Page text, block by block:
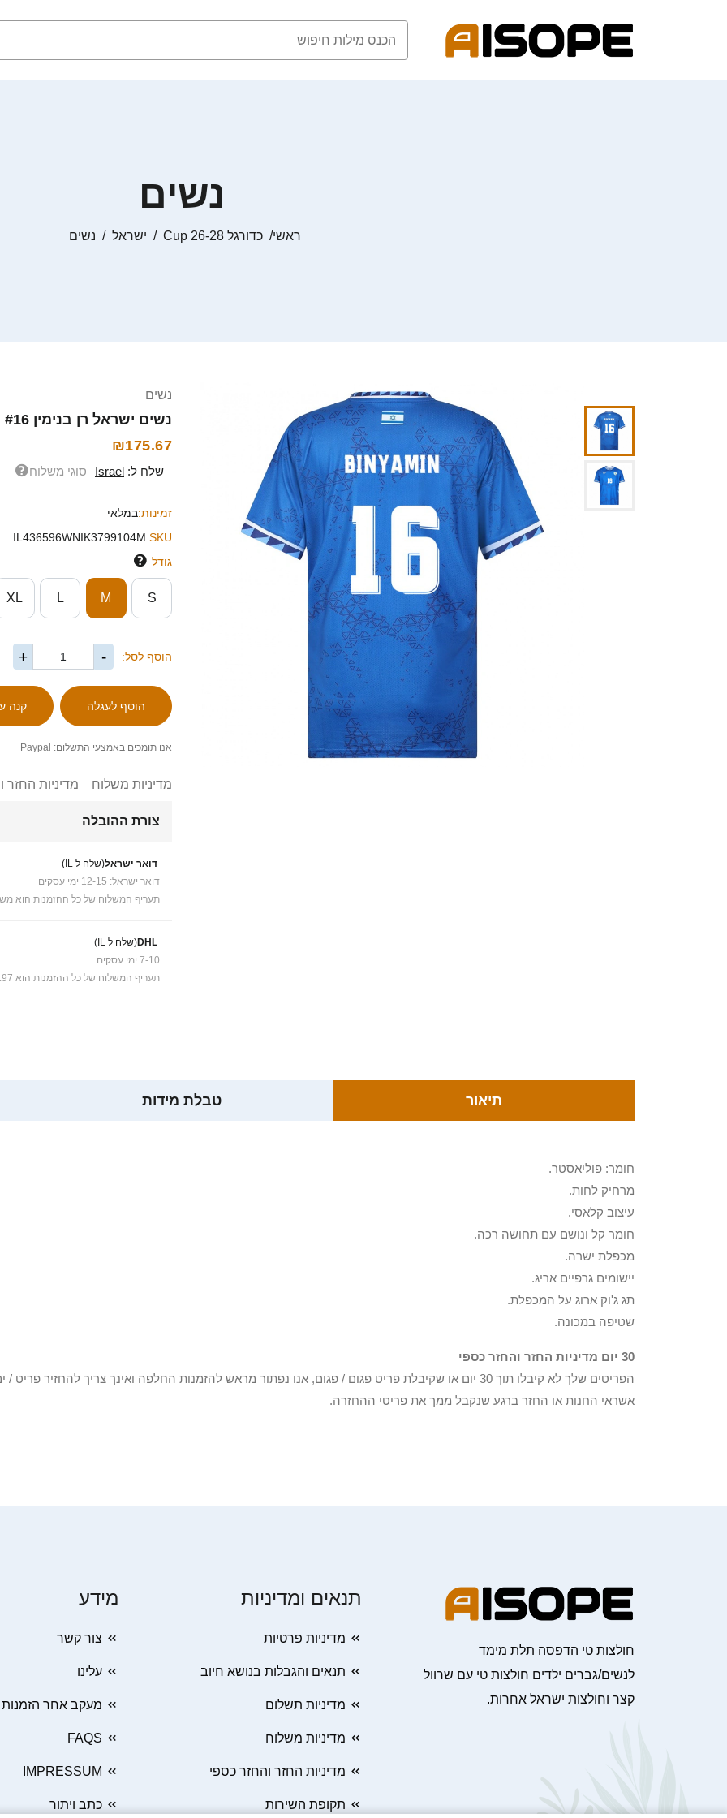
נשים
ראשי כדורגל Cup 26-28 ישראל נשים
נשים
נשים ישראל רן בנימין #16 כחול לבן הרחק ג'רזי 26-28 חולצה קצרה
₪175.67
שלח ל: Israel סוגי משלוח
זמינות:במלאי
SKU:
IL436596WNIK3799104M
גודל
S
M
L
XL
הוסף לסל: -
+
אנו תומכים באמצעי התשלום: Paypal
מדיניות משלוח מדיניות החזר
צורת ההובלה
דואר ישראל(שלח ל IL)
דואר ישראל: 12-15 ימי עסקים
תעריף המשלוח של כל ההזמנות הוא
DHL(שלח ל IL)
7-10 ימי עסקים
תעריף המשלוח של כל ההזמנות הוא ₪41.97
תיאור טבלת מידות
חומר: פוליאסטר.
מרחיק לחות.
עיצוב קלאסי.
חומר קל ונושם עם תחושה רכה.
מכפלת ישרה.
יישומים גרפיים אריג.
תג ג'וק ארוג על המכפלת.
שטיפה במכונה.
30 יום מדיניות החזר והחזר כספי
הפריטים שלך לא קיבלו תוך 30 יום או שקיבלת פריט פגום / פגום, אנו נפתור מראש להזמנות החלפה ואינך צריך
אשראי החנות או החזר ברגע שנקבל ממך את פריטי ההחזרה.
חולצות טי הדפסה תלת מימד
לנשים/גברים ילדים חולצות טי עם שרוול
קצר וחולצות ישראל אחרות.
תנאים ומדיניות
מדיניות פרטיות
תנאים והגבלות בנושא חיוב
מדיניות תשלום
מדיניות משלוח
מדיניות החזר והחזר כספי
תקופת השירות
מידע
צור קשר
עלינו
מעקב אחר הזמנות
FAQS
IMPRESSUM
כתב ויתור